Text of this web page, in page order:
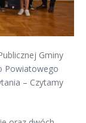
Gminy
Powiatowego
– Czytamy